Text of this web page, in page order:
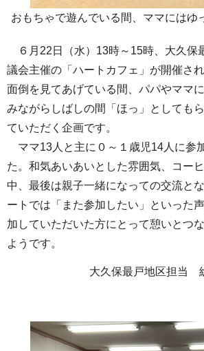
おもちゃで遊んでいる間、ママにはゆ
６月22日（水）13時～15時、大久保
議会主催の「ハートカフェ」が開催さ
面倒を見てあげている間、パパやママ
みながらしばしの間「ほっ」としても
ていただく企画です。
ママ13人と主に０～１歳児14人に参
た。和気あいあいとした雰囲気、コー
中、最後は親子一緒になっての交流と
ートでは「また参加したい」といった
加していただいた方にとって憩いとつ
ようです。
大久保最戸地区担当